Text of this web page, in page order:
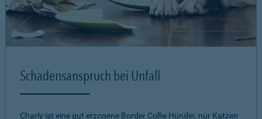
Schadensanspruch bei Unfall
Charly ist eine gut erzogene Border Collie Hündin, nur Katzen